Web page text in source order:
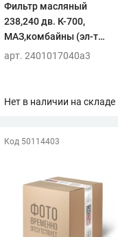
Фильтр масляный
238,240 дв. К-700,
МАЗ,комбайны (эл-т
сетка)(ан.ЕКО-02.52)
арт. 2401017040a3
Нет в наличии на складе
Код 50114403